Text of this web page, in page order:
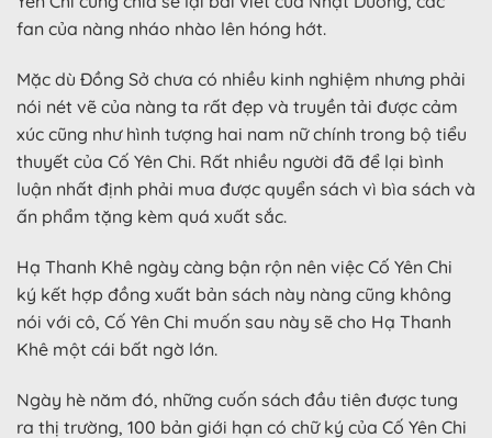
fan của nàng nháo nhào lên hóng hớt.
Mặc dù Đồng Sở chưa có nhiều kinh nghiệm nhưng phải
nói nét vẽ của nàng ta rất đẹp và truyền tải được cảm
xúc cũng như hình tượng hai nam nữ chính trong bộ tiểu
thuyết của Cố Yên Chi. Rất nhiều người đã để lại bình
luận nhất định phải mua được quyển sách vì bìa sách và
ấn phẩm tặng kèm quá xuất sắc.
Hạ Thanh Khê ngày càng bận rộn nên việc Cố Yên Chi
ký kết hợp đồng xuất bản sách này nàng cũng không
nói với cô, Cố Yên Chi muốn sau này sẽ cho Hạ Thanh
Khê một cái bất ngờ lớn.
Ngày hè năm đó, những cuốn sách đầu tiên được tung
ra thị trường, 100 bản giới hạn có chữ ký của Cố Yên Chi